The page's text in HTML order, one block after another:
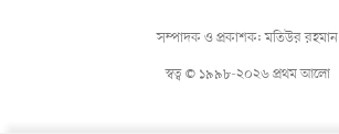
স্বত্ব © ১৯৯৮-২০২৬ প্রথম আলো
সম্পাদক ও প্রকাশক: মতিউর রহমান